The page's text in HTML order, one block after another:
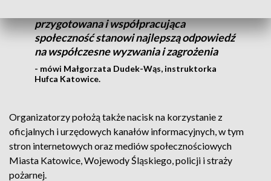
przygotowana i współpracująca
społeczność stanowi najlepszą odpowiedź
na współczesne wyzwania i zagrożenia
- mówi Małgorzata Dudek-Wąs, instruktorka
Hufca Katowice.
Organizatorzy położą także nacisk na korzystanie z
oficjalnych i urzędowych kanałów informacyjnych, w tym
stron internetowych oraz mediów społecznościowych
Miasta Katowice, Wojewody Śląskiego, policji i straży
pożarnej.